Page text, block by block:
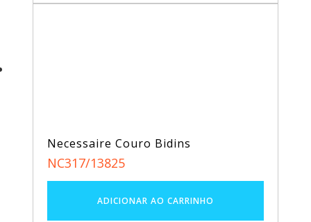
Necessaire Couro Bidins
NC317/13825